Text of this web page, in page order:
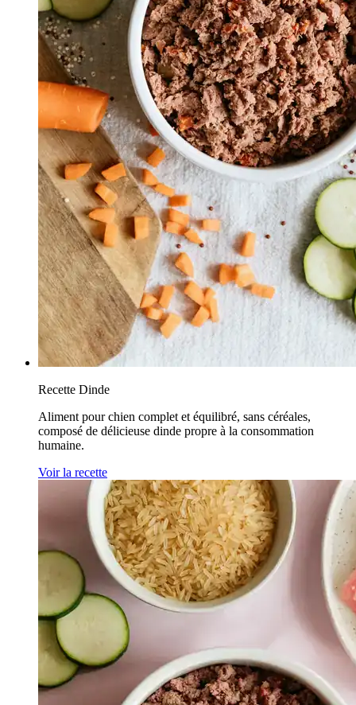
Recette Dinde
Aliment pour chien complet et équilibré, sans céréales,
composé de délicieuse dinde propre à la consommation
humaine.
Voir la recette